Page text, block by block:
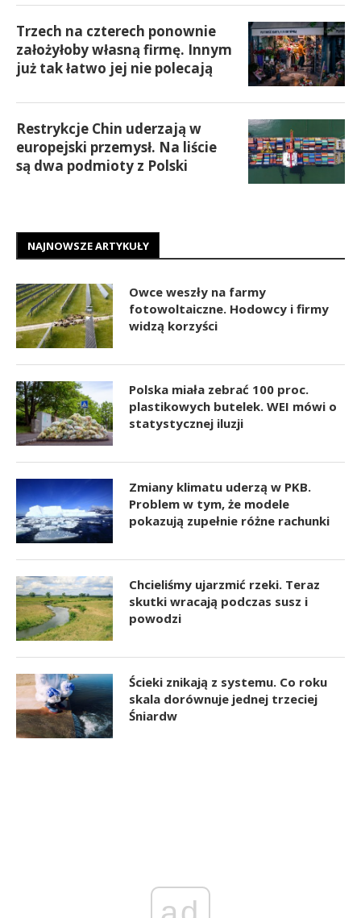
Trzech na czterech ponownie
założyłoby własną firmę. Innym
już tak łatwo jej nie polecają
Restrykcje Chin uderzają w
europejski przemysł. Na liście
są dwa podmioty z Polski
NAJNOWSZE ARTYKUŁY
Owce weszły na farmy
fotowoltaiczne. Hodowcy i firmy
widzą korzyści
Polska miała zebrać 100 proc.
plastikowych butelek. WEI mówi o
statystycznej iluzji
Zmiany klimatu uderzą w PKB.
Problem w tym, że modele
pokazują zupełnie różne rachunki
Chcieliśmy ujarzmić rzeki. Teraz
skutki wracają podczas susz i
powodzi
Ścieki znikają z systemu. Co roku
skala dorównuje jednej trzeciej
Śniardw